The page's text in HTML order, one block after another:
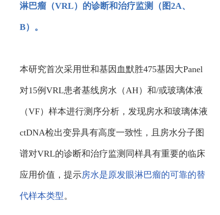
淋巴瘤（VRL）的诊断和治疗监测（图2A、
B）。
本研究首次采用世和基因血默胜475基因大Panel
对15例VRL患者基线房水（AH）和/或玻璃体液
（VF）样本进行测序分析，发现房水和玻璃体液
ctDNA检出变异具有高度一致性，且房水分子图
谱对VRL的诊断和治疗监测同样具有重要的临床
应用价值，提示房水是原发眼淋巴瘤的可靠的替
代样本类型。